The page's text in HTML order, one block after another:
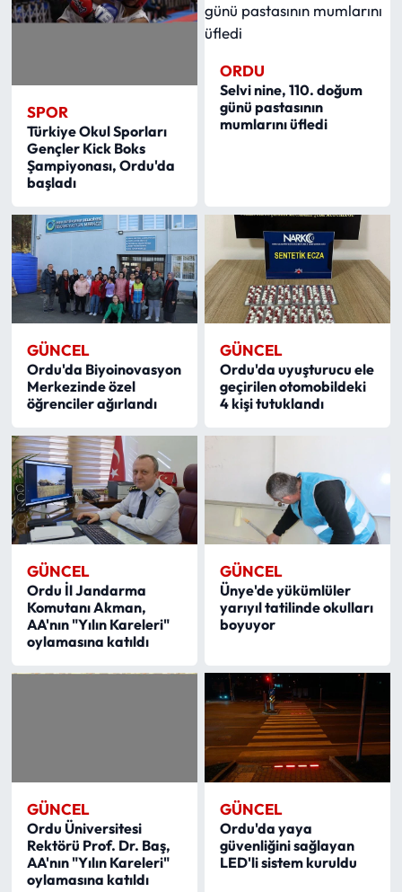
SPOR
Türkiye Okul Sporları
Gençler Kick Boks
Şampiyonası, Ordu'da
başladı
ORDU
Selvi nine, 110. doğum
günü pastasının
mumlarını üfledi
GÜNCEL
Ordu'da Biyoinovasyon
Merkezinde özel
öğrenciler ağırlandı
GÜNCEL
Ordu'da uyuşturucu ele
geçirilen otomobildeki
4 kişi tutuklandı
GÜNCEL
Ordu İl Jandarma
Komutanı Akman,
AA'nın "Yılın Kareleri"
oylamasına katıldı
GÜNCEL
Ünye'de yükümlüler
yarıyıl tatilinde okulları
boyuyor
GÜNCEL
Ordu Üniversitesi
Rektörü Prof. Dr. Baş,
AA'nın "Yılın Kareleri"
oylamasına katıldı
GÜNCEL
Ordu'da yaya
güvenliğini sağlayan
LED'li sistem kuruldu